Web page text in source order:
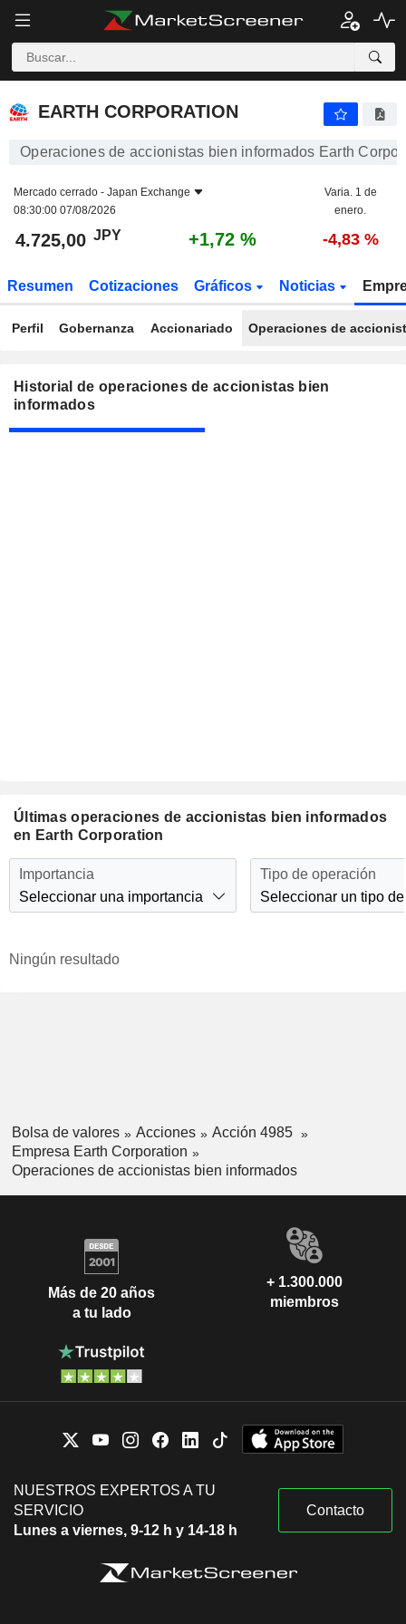
EARTH CORPORATION
EARTH CORPORATION
Operaciones de accionistas bien informados Earth
Mercado cerrado - Japan Exchange
08:30:00 07/08/2026
Varia. 1 de
enero.
4.725,00 JPY +1,72 % -4,83 %
Resumen Cotizaciones Gráficos Noticias
Perfil Gobernanza Accionariado Operaciones de
Historial de operaciones de accionistas bien
informados
Últimas operaciones de accionistas bien informados
en Earth Corporation
Importancia
Seleccionar una importancia
Tipo de operación
Seleccionar un tipo
Ningún resultado
Bolsa de valores Acciones
Acción 4985
Empresa Earth Corporation
Operaciones de accionistas bien informados
Más de 20 años
a tu lado
+ 1.300.000
miembros
NUESTROS EXPERTOS A TU
SERVICIO
Lunes a viernes, 9-12 h y 14-18 h
Contacto